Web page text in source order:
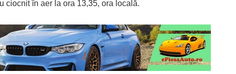
ciocnit în aer la ora 13,35, ora locală.